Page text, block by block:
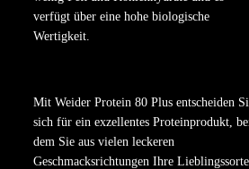
verfügt über eine hohe biologische
Wertigkeit.
Mit Weider Protein 80 Plus entscheiden
sich für ein exzellentes Proteinprodukt,
dem Sie aus vielen leckeren
Geschmacksrichtungen Ihre Lieblingssorte